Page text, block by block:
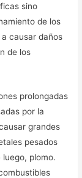
sino
de los
causar daños
de los
prolongadas
por la
grandes
pesados
plomo.